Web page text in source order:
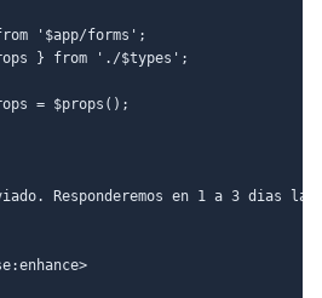
'$app/forms';
} from './$types';
= $props();
Responderemos en 1 a 3 dias